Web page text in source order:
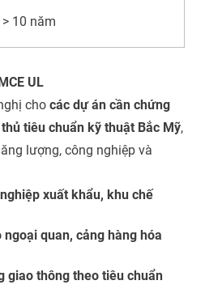
10 năm
UL
cho các dự án cần chứng
tiêu chuẩn kỹ thuật Bắc Mỹ,
lượng, công nghiệp và
xuất khẩu, khu chế
quan, cảng hàng hóa
giao thông theo tiêu chuẩn